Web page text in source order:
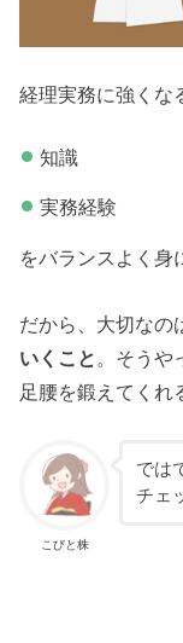
経理実務に強くな
知識
実務経験
をバランスよく身
だから、大切なの
いくこと 。そうや
足腰を鍛えてくれ
こびと株
では
チェ